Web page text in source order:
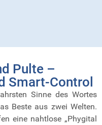
Pulte –
Smart-Control
Sinne des Wortes
Beste aus zwei Welten.
eine nahtlose „Phygital